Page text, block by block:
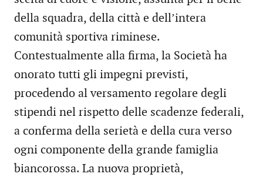
della squadra, della città e dell’intera
comunità sportiva riminese.
Contestualmente alla firma, la Società ha
onorato tutti gli impegni previsti,
procedendo al versamento regolare degli
stipendi nel rispetto delle scadenze federali,
a conferma della serietà e della cura verso
ogni componente della grande famiglia
biancorossa. La nuova proprietà,